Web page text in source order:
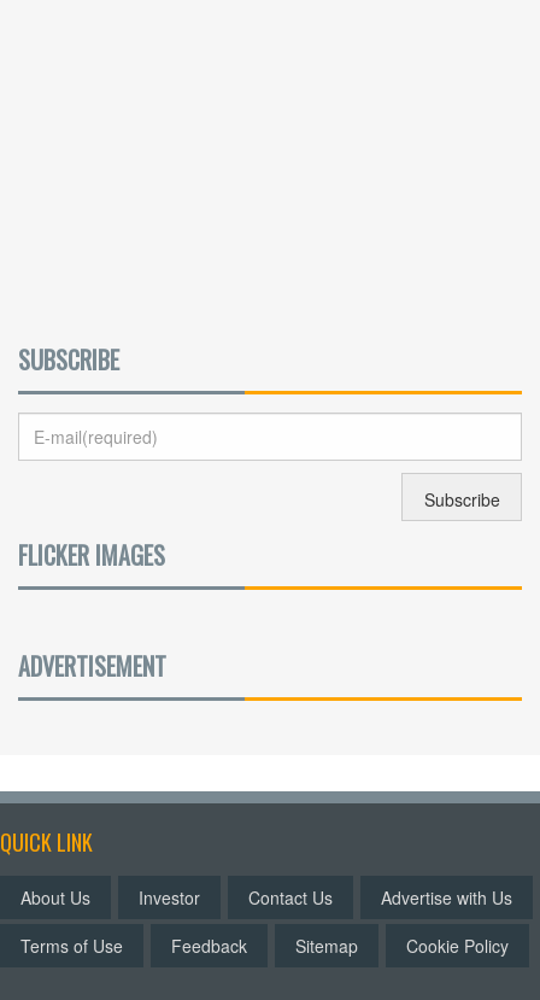
SUBSCRIBE
FLICKER IMAGES
ADVERTISEMENT
QUICK LINK
About Us Investor Contact Us
Advertise with Us
Terms of Use
Feedback Sitemap Cookie Policy